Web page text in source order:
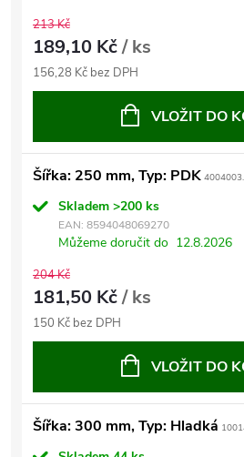
213 Kč
189,10 Kč/ ks
156,28 Kč bez DPH
VLOŽIT DO
Šířka: 250 mm, Typ: PDK
Skladem >200 ks
EAN: 8594048069270
Můžeme doručit do 12.8.2026
204 Kč
181,50 Kč/ ks
150 Kč bez DPH
VLOŽIT DO
Šířka: 300 mm, Typ: Hladká